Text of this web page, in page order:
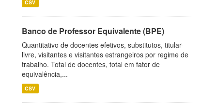
CSV
Banco de Professor Equivalente (BPE)
Quantitativo de docentes efetivos, substitutos, titular-
livre, visitantes e visitantes estrangeiros por regime de
trabalho. Total de docentes, total em fator de
equivalência,...
CSV